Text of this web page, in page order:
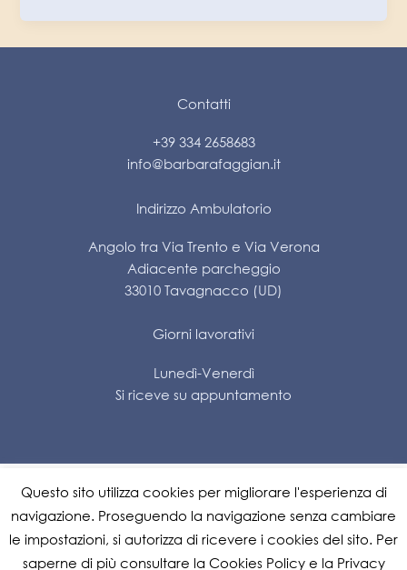
Contatti
+39 334 2658683
info@barbarafaggian.it
Indirizzo Ambulatorio
Angolo tra Via Trento e Via Verona
Adiacente parcheggio
33010 Tavagnacco (UD)
Giorni lavorativi
Lunedì-Venerdì
Si riceve su appuntamento
Impostazione dei cookie
Privacy Policy|Cookie Policy
Questo sito utilizza cookies per migliorare l'esperienza di
navigazione. Proseguendo la navigazione senza cambiare
le impostazioni, si autorizza di ricevere i cookies del sito. Per
saperne di più consultare la Cookies Policy e la Privacy